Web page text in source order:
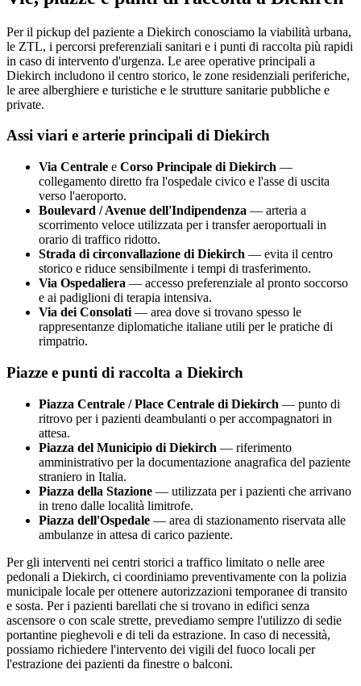
Per il pickup del paziente a Diekirch conosciamo la viabilità urbana,
le ZTL, i percorsi preferenziali sanitari e i punti di raccolta più rapidi
in caso di intervento d'urgenza. Le aree operative principali a
Diekirch includono il centro storico, le zone residenziali periferiche,
le aree alberghiere e turistiche e le strutture sanitarie pubbliche e
private.
Assi viari e arterie principali di Diekirch
Via Centrale e Corso Principale di Diekirch —
collegamento diretto fra l'ospedale civico e l'asse di uscita
verso l'aeroporto.
Boulevard / Avenue dell'Indipendenza — arteria a
scorrimento veloce utilizzata per i transfer aeroportuali in
orario di traffico ridotto.
Strada di circonvallazione di Diekirch — evita il centro
storico e riduce sensibilmente i tempi di trasferimento.
Via Ospedaliera — accesso preferenziale al pronto soccorso
e ai padiglioni di terapia intensiva.
Via dei Consolati — area dove si trovano spesso le
rappresentanze diplomatiche italiane utili per le pratiche di
rimpatrio.
Piazze e punti di raccolta a Diekirch
Piazza Centrale / Place Centrale di Diekirch — punto di
ritrovo per i pazienti deambulanti o per accompagnatori in
attesa.
Piazza del Municipio di Diekirch — riferimento
amministrativo per la documentazione anagrafica del paziente
straniero in Italia.
Piazza della Stazione — utilizzata per i pazienti che arrivano
in treno dalle località limitrofe.
Piazza dell'Ospedale — area di stazionamento riservata alle
ambulanze in attesa di carico paziente.
Per gli interventi nei centri storici a traffico limitato o nelle aree
pedonali a Diekirch, ci coordiniamo preventivamente con la polizia
municipale locale per ottenere autorizzazioni temporanee di transito
e sosta. Per i pazienti barellati che si trovano in edifici senza
ascensore o con scale strette, prevediamo sempre l'utilizzo di sedie
portantine pieghevoli e di teli da estrazione. In caso di necessità,
possiamo richiedere l'intervento dei vigili del fuoco locali per
l'estrazione dei pazienti da finestre o balconi.